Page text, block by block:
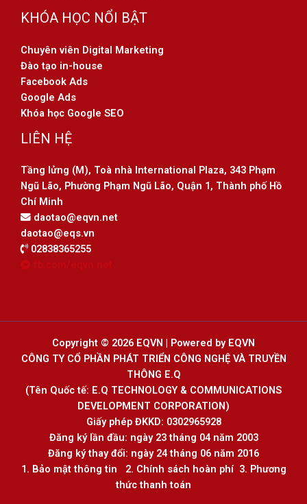
KHÓA HỌC NỔI BẬT
Chuyên viên Digital Marketing
Đào tạo in-house
Facebook Ads
Google Ads
Khóa học Google SEO
LIÊN HỆ
Tầng lửng (M), Toà nhà International Plaza, 343 Phạm
Ngũ Lão, Phường Phạm Ngũ Lão, Quận 1, Thành phố Hồ
Chí Minh
daotao@eqvn.net
daotao@eqs.vn
02838365255
fb.com/eqvn.net
Copyright © 2026 EQVN | Powered by EQVN
CÔNG TY CỔ PHẦN PHÁT TRIỂN CÔNG NGHỆ VÀ TRUYỀN
THÔNG E.Q
(Tên Quốc tế: E.Q TECHNOLOGY & COMMUNICATIONS
DEVELOPMENT CORPORATION)
Giấy phép ĐKKD: 0302965928
Đăng ký lần đầu: ngày 23 tháng 04 năm 2003
Đăng ký thay đổi: ngày 24 tháng 06 năm 2016
1. Bảo mật thông tin 2. Chính sách hoàn phí3. Phương
thức thanh toán